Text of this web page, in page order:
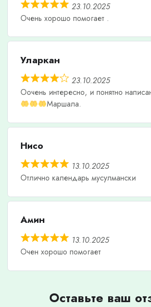
23.10.2025
Очень хорошо помогает .
Уларкан
23.10.2025
Оочень интересно, и понятно
Маршала.
Нисо
13.10.2025
Отлично календарь мусулмански
Амин
13.10.2025
Очен хорошо помогает
Оставьте ваш